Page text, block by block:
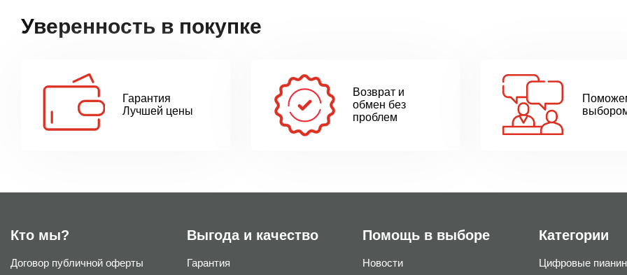
Уверенность в покупке
Гарантия
Лучшей цены
Возврат и
обмен без
проблем
Кто мы?
Договор публичной оферты
Выгода и качество
Гарантия
Помощь в выборе
Новости
Категории
Цифровые